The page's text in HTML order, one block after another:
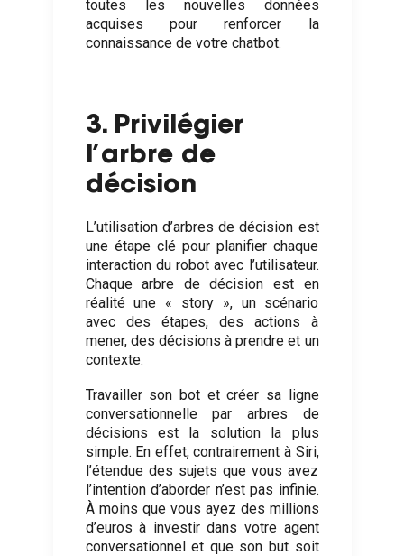
toutes les nouvelles données
acquises pour renforcer la
connaissance de votre chatbot.
3. Privilégier
l’arbre de
décision
L’utilisation d’arbres de décision est
une étape clé pour planifier chaque
interaction du robot avec l’utilisateur.
Chaque arbre de décision est en
réalité une « story », un scénario
avec des étapes, des actions à
mener, des décisions à prendre et un
contexte.
Travailler son bot et créer sa ligne
conversationnelle par arbres de
décisions est la solution la plus
simple. En effet, contrairement à Siri,
l’étendue des sujets que vous avez
l’intention d’aborder n’est pas infinie.
À moins que vous ayez des millions
d’euros à investir dans votre agent
conversationnel et que son but soit